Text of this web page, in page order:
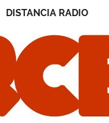
DISTANCIA RADIO